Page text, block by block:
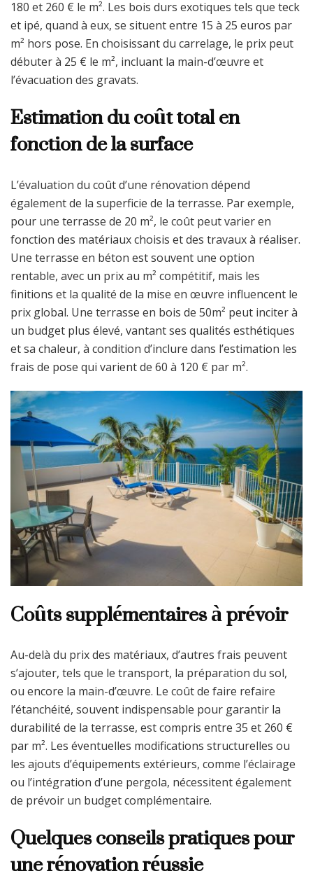
180 et 260 € le m². Les bois durs exotiques tels que teck
et ipé, quand à eux, se situent entre 15 à 25 euros par
m² hors pose. En choisissant du carrelage, le prix peut
débuter à 25 € le m², incluant la main-d’œuvre et
l’évacuation des gravats.
Estimation du coût total en
fonction de la surface
L’évaluation du coût d’une rénovation dépend
également de la superficie de la terrasse. Par exemple,
pour une terrasse de 20 m², le coût peut varier en
fonction des matériaux choisis et des travaux à réaliser.
Une terrasse en béton est souvent une option
rentable, avec un prix au m² compétitif, mais les
finitions et la qualité de la mise en œuvre influencent le
prix global. Une terrasse en bois de 50m² peut inciter à
un budget plus élevé, vantant ses qualités esthétiques
et sa chaleur, à condition d’inclure dans l’estimation les
frais de pose qui varient de 60 à 120 € par m².
Coûts supplémentaires à prévoir
Au-delà du prix des matériaux, d’autres frais peuvent
s’ajouter, tels que le transport, la préparation du sol,
ou encore la main-d’œuvre. Le coût de faire refaire
l’étanchéité, souvent indispensable pour garantir la
durabilité de la terrasse, est compris entre 35 et 260 €
par m². Les éventuelles modifications structurelles ou
les ajouts d’équipements extérieurs, comme l’éclairage
ou l’intégration d’une pergola, nécessitent également
de prévoir un budget complémentaire.
Quelques conseils pratiques pour
une rénovation réussie